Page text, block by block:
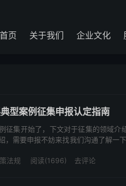
首页 关于我们 企业文化
型案例征集申报认定指南
征集开始了，下文对于征集的领域介
，需要申报不妨来找我们沟通了解一
法规 阅读(1696) 去评论